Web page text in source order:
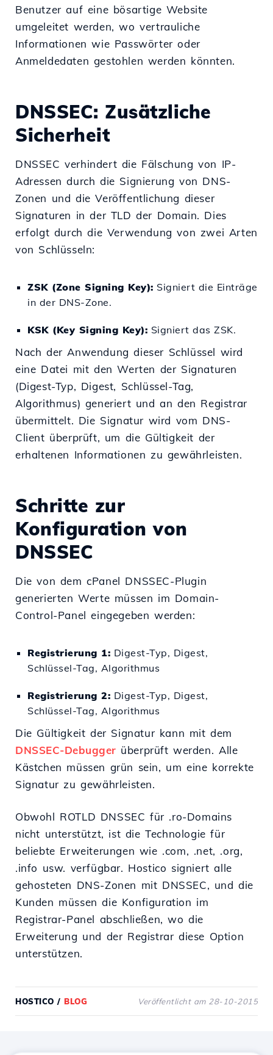
Benutzer auf eine bösartige Website
umgeleitet werden, wo vertrauliche
Informationen wie Passwörter oder
Anmeldedaten gestohlen werden könnten.
DNSSEC: Zusätzliche
Sicherheit
DNSSEC verhindert die Fälschung von IP-
Adressen durch die Signierung von DNS-
Zonen und die Veröffentlichung dieser
Signaturen in der TLD der Domain. Dies
erfolgt durch die Verwendung von zwei Arten
von Schlüsseln:
ZSK (Zone Signing Key): Signiert die Einträge
in der DNS-Zone.
KSK (Key Signing Key): Signiert das ZSK.
Nach der Anwendung dieser Schlüssel wird
eine Datei mit den Werten der Signaturen
(Digest-Typ, Digest, Schlüssel-Tag,
Algorithmus) generiert und an den Registrar
übermittelt. Die Signatur wird vom DNS-
Client überprüft, um die Gültigkeit der
erhaltenen Informationen zu gewährleisten.
Schritte zur
Konfiguration von
DNSSEC
Die von dem cPanel DNSSEC-Plugin
generierten Werte müssen im Domain-
Control-Panel eingegeben werden:
Registrierung 1: Digest-Typ, Digest,
Schlüssel-Tag, Algorithmus
Registrierung 2: Digest-Typ, Digest,
Schlüssel-Tag, Algorithmus
Die Gültigkeit der Signatur kann mit dem
DNSSEC-Debugger überprüft werden. Alle
Kästchen müssen grün sein, um eine korrekte
Signatur zu gewährleisten.
Obwohl ROTLD DNSSEC für .ro-Domains
nicht unterstützt, ist die Technologie für
beliebte Erweiterungen wie .com, .net, .org,
.info usw. verfügbar. Hostico signiert alle
gehosteten DNS-Zonen mit DNSSEC, und die
Kunden müssen die Konfiguration im
Registrar-Panel abschließen, wo die
Erweiterung und der Registrar diese Option
unterstützen.
HOSTICO / BLOG Veröffentlicht am 28-10-2015